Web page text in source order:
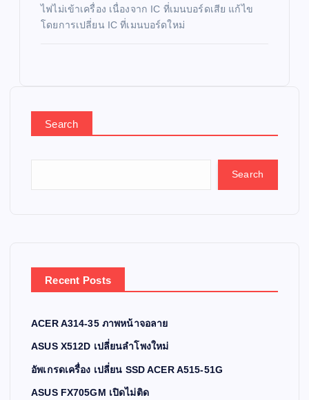
ไฟไม่เข้าเครื่อง เนื่องจาก IC ที่เมนบอร์ดเสีย แก้ไข
โดยการเปลี่ยน IC ที่เมนบอร์ดใหม่
Search
Search
Recent Posts
ACER A314-35 ภาพหน้าจอลาย
ASUS X512D เปลี่ยนลำโพงใหม่
อัพเกรดเครื่อง เปลี่ยน SSD ACER A515-51G
ASUS FX705GM เปิดไม่ติด